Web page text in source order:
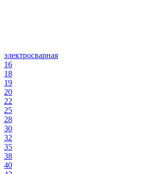
электросварная
16
18
19
20
22
25
28
30
32
35
38
40